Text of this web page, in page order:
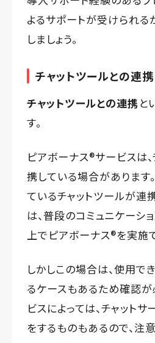
よるサポートが受けられる
しましょう。
チャットツールとの連携
チャットツールとの連携 と
す。
ピアボーナス®️サービスは
携している場合があります
ているチャットツールが連
は、普段のコミュニケーシ
上でピアボーナス®️を実施
しかしこの場合は、使用で
るケースもあるため確認が
ビスによっては、チャット
をするものもあるので、注意